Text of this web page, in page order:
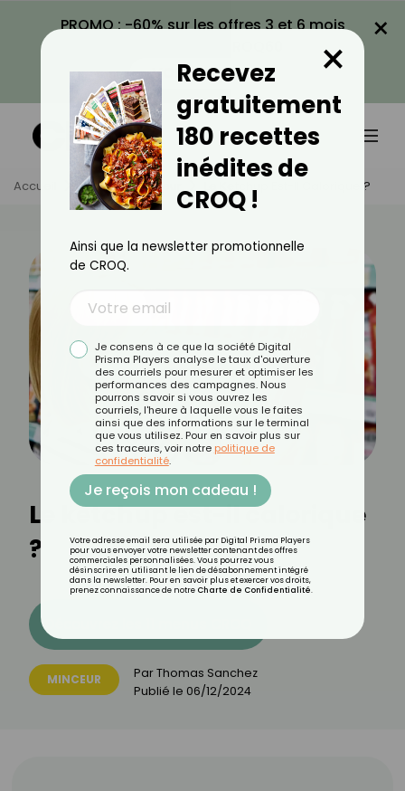
PROMO : -60% sur les offres 3 et 6 mois
VOIR LA PROMO
×
Accueil Actus Minceur Le Ketchup Est-Il Calorique ?
Le ketchup est-il calorique
?
MINCEUR ParThomas Sanchez
Publié le 06/12/2024
Recevez
gratuitement
180 recettes
inédites de
CROQ !
×
Ainsi que la newsletter promotionnelle
de CROQ.
Je consens à ce que la société Digital
Prisma Players analyse le taux d'ouverture
des courriels pour mesurer et optimiser les
performances des campagnes. Nous
pourrons savoir si vous ouvrez les
courriels, l'heure à laquelle vous le faites
ainsi que des informations sur le terminal
que vous utilisez. Pour en savoir plus sur
ces traceurs, voir notre politique de
confidentialité.
Je reçois mon cadeau !
Votre adresse email sera utilisée par Digital Prisma Players
pour vous envoyer votre newsletter contenant des offres
commerciales personnalisées. Vous pourrez vous
désinscrire en utilisant le lien de désabonnement intégré
dans la newsletter. Pour en savoir plus et exercer vos droits,
prenez connaissance de notre Charte de Confidentialité.